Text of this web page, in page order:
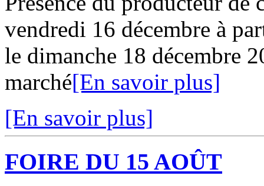
vendredi 16 décembre à
le dimanche 18 décembre
marché[En savoir plus]
[En savoir plus]
FOIRE DU 15 AOÛT